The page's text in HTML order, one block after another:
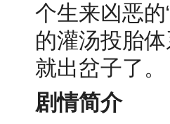
个生来凶恶
的灌汤投胎
就出岔子了。
剧情简介